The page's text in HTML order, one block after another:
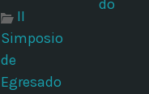
II
Simposio
de
Egresado